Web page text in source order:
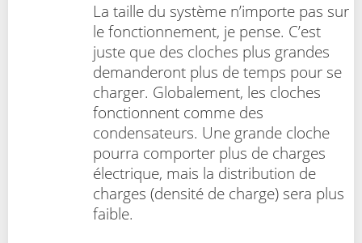
La taille du système n’importe pas sur
le fonctionnement, je pense. C’est
juste que des cloches plus grandes
demanderont plus de temps pour se
charger. Globalement, les cloches
fonctionnent comme des
condensateurs. Une grande cloche
pourra comporter plus de charges
électrique, mais la distribution de
charges (densité de charge) sera plus
faible.